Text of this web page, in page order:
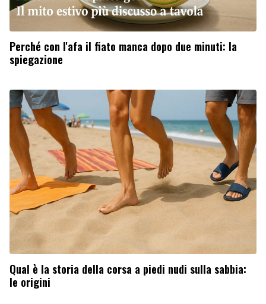
Perché con l'afa il fiato manca dopo due minuti: la
spiegazione
Qual è la storia della corsa a piedi nudi sulla sabbia:
le origini